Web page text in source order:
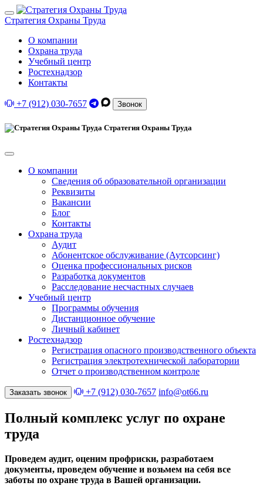
Стратегия Охраны Труда
О компании
Охрана труда
Учебный центр
Ростехнадзор
Контакты
+7 (912) 030-7657 Звонок
Стратегия Охраны Труда
О компании
Сведения об образовательной организации
Реквизиты
Вакансии
Блог
Контакты
Охрана труда
Аудит
Абонентское обслуживание (Аутсорсинг)
Оценка профессиональных рисков
Разработка документов
Расследование несчастных случаев
Учебный центр
Программы обучения
Дистанционное обучение
Личный кабинет
Ростехнадзор
Регистрация опасного производственного объекта
Регистрация электротехнической лаборатории
Отчет о производственном контроле
Заказать звонок +7 (912) 030-7657 info@ot66.ru
Полный комплекс услуг по охране
труда
Проведем аудит, оценим профриски, разработаем
документы, проведем обучение и возьмем на себя все
заботы по охране труда в Вашей организации.